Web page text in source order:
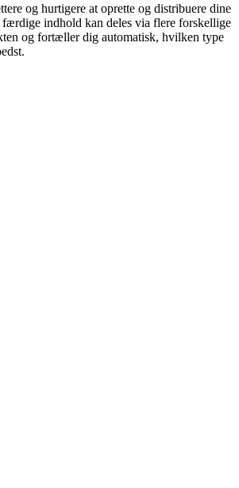
og hurtigere at oprette og distribuere dine
indhold kan deles via flere forskellige
og fortæller dig automatisk, hvilken type